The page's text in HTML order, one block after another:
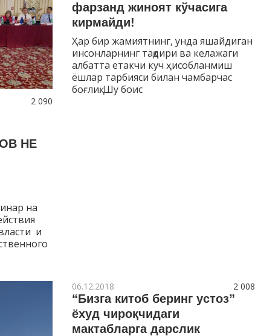
2 090
НЕ
на
и
фарзанд жиноят кўчасига
кирмайди!
Ҳар бир жамиятнинг, унда яшайдиган
инсонларнинг тақдири ва келажаги
албатта етакчи куч ҳисобланмиш
ёшлар тарбияси билан чамбарчас
боғлиқ. Шу боис
2 008
06.12.2018
“Бизга китоб беринг устоз”
ёхуд чироқчидаги
мактабларга дарслик